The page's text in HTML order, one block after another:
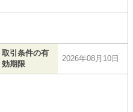
取引条件の有
効期限
2026年08月10日